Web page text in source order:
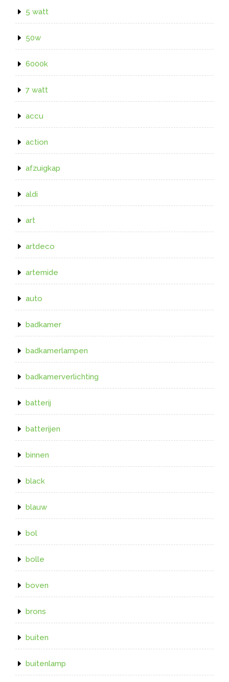
5 watt
50w
6000k
7 watt
accu
action
afzuigkap
aldi
art
artdeco
artemide
auto
badkamer
badkamerlampen
badkamerverlichting
batterij
batterijen
binnen
black
blauw
bol
bolle
boven
brons
buiten
buitenlamp